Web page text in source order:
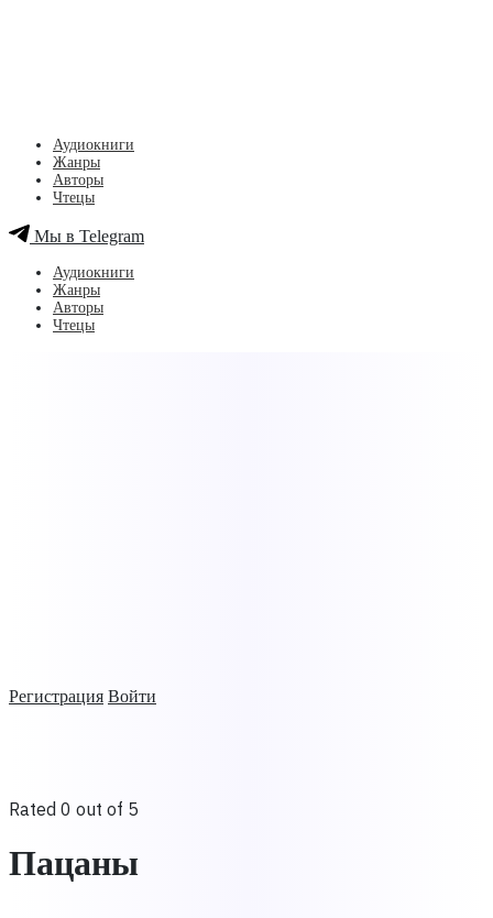
Регистрация Войти
Аудиокниги
Жанры
Авторы
Чтецы
Мы в Telegram
Аудиокниги
Жанры
Авторы
Чтецы
Rated 0 out of 5
Пацаны